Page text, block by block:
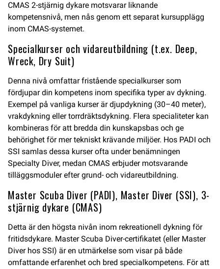
CMAS 2-stjärnig dykare motsvarar liknande
kompetensnivå, men nås genom ett separat kursupplägg
inom CMAS-systemet.
Specialkurser och vidareutbildning (t.ex. Deep,
Wreck, Dry Suit)
Denna nivå omfattar fristående specialkurser som
fördjupar din kompetens inom specifika typer av dykning.
Exempel på vanliga kurser är djupdykning (30–40 meter),
vrakdykning eller torrdräktsdykning. Flera specialiteter kan
kombineras för att bredda din kunskapsbas och ge
behörighet för mer tekniskt krävande miljöer. Hos PADI och
SSI samlas dessa kurser ofta under benämningen
Specialty Diver, medan CMAS erbjuder motsvarande
tilläggsmoduler efter grund- och vidareutbildning.
Master Scuba Diver (PADI), Master Diver (SSI), 3-
stjärnig dykare (CMAS)
Detta är den högsta nivån inom rekreationell dykning för
fritidsdykare. Master Scuba Diver-certifikatet (eller Master
Diver hos SSI) är en utmärkelse som visar på både
omfattande erfarenhet och bred specialkompetens. För att